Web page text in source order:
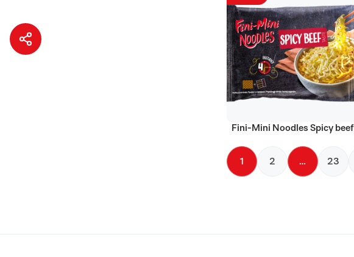
Fini-Mini Noodles Spicy beef
1 2 … 23